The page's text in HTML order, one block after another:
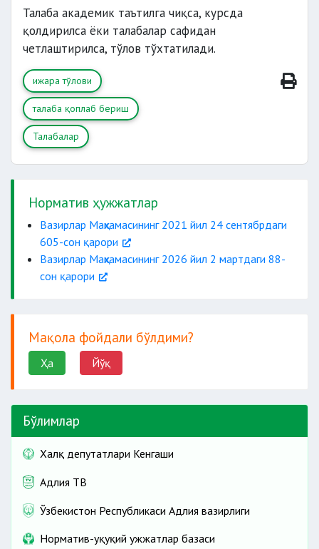
Талаба академик таътилга чиқса, курсда
қолдирилса ёки талабалар сафидан
четлаштирилса, тўлов тўхтатилади.
ижара тўлови
талаба қоплаб бериш
Талабалар
Норматив ҳужжатлар
Вазирлар Маҳкамасининг 2021 йил 24 сентябрдаги
605-сон қарори
Вазирлар Маҳкамасининг 2026 йил 2 мартдаги 88-
сон қарори
Мақола фойдали бўлдими?
Ҳа Йўқ
Бўлимлар
Халқ депутатлари Кенгаши
Адлия ТВ
Ўзбекистон Республикаси Адлия вазирлиги
Норматив-ҳуқуқий ҳужжатлар базаси